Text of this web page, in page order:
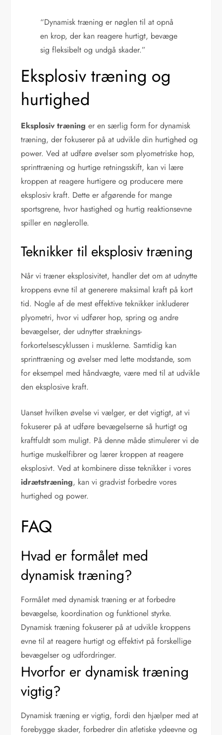
“Dynamisk træning er nøglen til at opnå
en krop, der kan reagere hurtigt, bevæge
sig fleksibelt og undgå skader.”
Eksplosiv træning og
hurtighed
Eksplosiv træning er en særlig form for dynamisk
træning, der fokuserer på at udvikle din hurtighed og
power. Ved at udføre øvelser som plyometriske hop,
sprinttræning og hurtige retningsskift, kan vi lære
kroppen at reagere hurtigere og producere mere
eksplosiv kraft. Dette er afgørende for mange
sportsgrene, hvor hastighed og hurtig reaktionsevne
spiller en nøglerolle.
Teknikker til eksplosiv træning
Når vi træner eksplosivitet, handler det om at udnytte
kroppens evne til at generere maksimal kraft på kort
tid. Nogle af de mest effektive teknikker inkluderer
plyometri, hvor vi udfører hop, spring og andre
bevægelser, der udnytter stræknings-
forkortelsescyklussen i musklerne. Samtidig kan
sprinttræning og øvelser med lette modstande, som
for eksempel med håndvægte, være med til at udvikle
den eksplosive kraft.
Uanset hvilken øvelse vi vælger, er det vigtigt, at vi
fokuserer på at udføre bevægelserne så hurtigt og
kraftfuldt som muligt. På denne måde stimulerer vi de
hurtige muskelfibrer og lærer kroppen at reagere
eksplosivt. Ved at kombinere disse teknikker i vores
idrætstræning, kan vi gradvist forbedre vores
hurtighed og power.
FAQ
Hvad er formålet med
dynamisk træning?
Formålet med dynamisk træning er at forbedre
bevægelse, koordination og funktionel styrke.
Dynamisk træning fokuserer på at udvikle kroppens
evne til at reagere hurtigt og effektivt på forskellige
bevægelser og udfordringer.
Hvorfor er dynamisk træning
vigtig?
Dynamisk træning er vigtig, fordi den hjælper med at
forebygge skader, forbedrer din atletiske ydeevne og